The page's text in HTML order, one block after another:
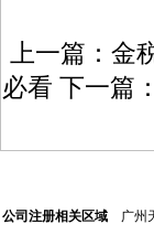
上一篇： 金
必看 下一篇：
公司注册相关区域 广州